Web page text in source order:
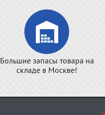
Большие запасы товара на
складе в Москве!